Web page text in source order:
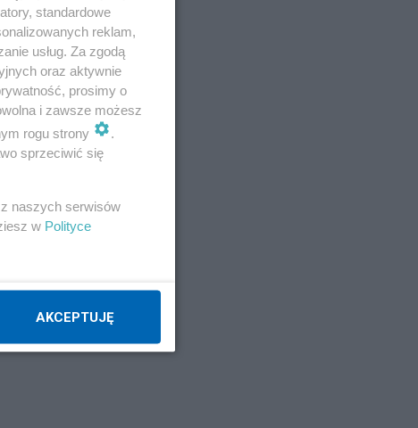
standardowe
reklam,
usług. Za zgodą
oraz aktywnie
prosimy o
i zawsze możesz
rogu strony
.
sprzeciwić się
naszych serwisów
w Polityce
AKCEPTUJĘ